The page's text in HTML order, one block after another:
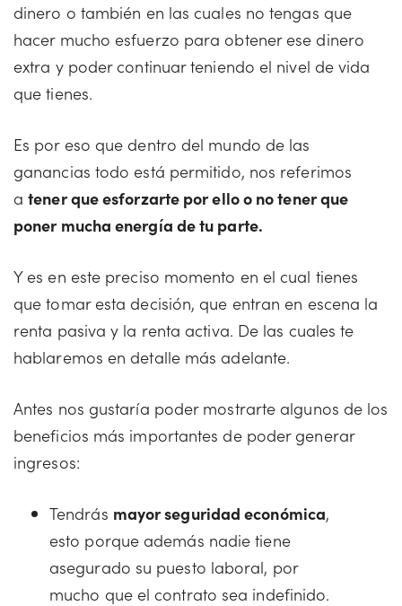
dinero o también en las cuales no tengas que
hacer mucho esfuerzo para obtener ese dinero
extra y poder continuar teniendo el nivel de vida
que tienes.
Es por eso que dentro del mundo de las
ganancias todo está permitido, nos referimos
atener que esforzarte por ello o no tener que
poner mucha energía de tu parte.
Y es en este preciso momento en el cual tienes
que tomar esta decisión, que entran en escena la
renta pasiva y la renta activa. De las cuales te
hablaremos en detalle más adelante.
Antes nos gustaría poder mostrarte algunos de los
beneficios más importantes de poder generar
ingresos:
Tendrás mayor seguridad económica,
esto porque además nadie tiene
asegurado su puesto laboral, por
mucho que el contrato sea indefinido.